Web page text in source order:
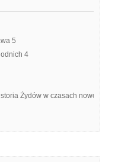
5
4
Żydów w czasach